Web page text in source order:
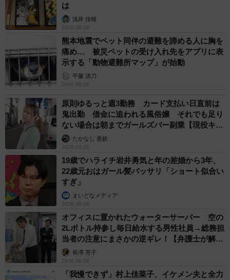
は
浅井 佳穂
2026.08.08
熊本地震でペット同伴の避難を諦める人に胸を
痛め… 被災ペットの受け入れ先をアプリに表
示する「動物避難所マップ」が始動
平藤 清刀
2026.08.08
原則ゆるっと週3勤務 カード支払い日直前は
鬼出勤 借金に追われる風俗嬢 それでも足り
ない場合は朝までガールズバー副業【現役キャ
ストに取材】
たかなし 亜妖
2026.08.08
19歳でハライチ岩井勇気と年の差婚から3年、
22歳元おはガール髪バッサリ「ショート似合い
すぎ」
まいどなメディア
2026.08.08
オフィスに置かれたウォーターサーバー 空の
2Lボトル持参し毎日給水する男性社員→総務担
当者の注意にまさかの逆ギレ！【弁護士が解
説】長澤 芳子
2026.08.08
「我慢できず」村上佳菜子、イケメン夫と全力